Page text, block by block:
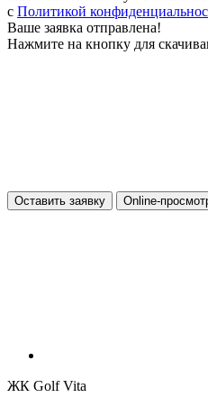
c Политикой
Ваше заявка отправлена!
Нажмите на кнопку для
Оставить заявку Online-
ЖК Golf Vita